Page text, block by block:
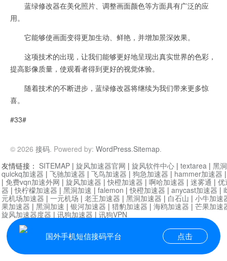
蓝绿修改器在美化照片、调整画面颜色等方面具有广泛的应
用。
它能够使画面变得更加生动、鲜艳，并增加景深效果。
这项技术的出现，让我们能够更好地呈现出真实世界的色彩，
提高影像质量，使观看者得到更好的视觉体验。
随着技术的不断进步，蓝绿修改器将继续为我们带来更多惊
喜。
#33#
© 2026 接码. Powered by: WordPress.Sitemap.
国外手机短信接码平台 点击
友情链接： SITEMAP | 旋风加速器官网 | 旋风软件中心 | textarea | 黑
quickq加速器 | 飞驰加速器 | 飞鸟加速器 | 狗急加速器 | hammer加速器
| 免费vqn加速外网 | 旋风加速器 |快橙加速器 | 啊哈加速器 | 迷雾通 | 优
器 |快柠檬加速器 | 黑洞加速 | falemon |快橙加速器 | anycast加速器 |
元机场加速器 | 一元机场 | 老王加速器 | 黑洞加速器 | 白石山 | 小牛加速
果加速器 | 黑洞加速 | 银河加速器 | 猎豹加速器 | 海鸥加速器 | 芒果加速
旋风加速器度器 | 讯狗加速器 | 讯狗VPN